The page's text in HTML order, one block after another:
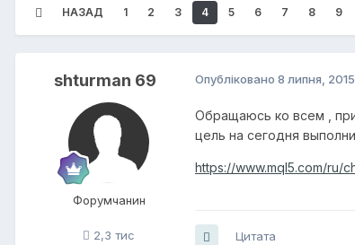
НАЗАД 1 2 3 4 5 6 7 8 9
shturman 69
Форумчанин
2,3 тис
Опубліковано 8 липня, 2015
Обращаюсь ко всем , при
цель на сегодня
https://www.mql5.com/ru/
Цитата